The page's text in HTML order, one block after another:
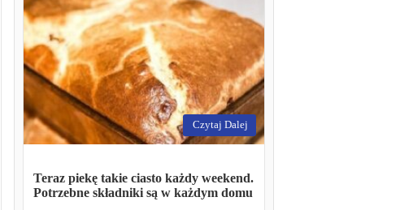
Czytaj Dalej
Teraz piekę takie ciasto każdy weekend.
Potrzebne składniki są w każdym domu